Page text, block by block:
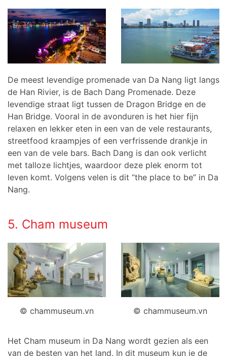
De meest levendige promenade van Da Nang ligt langs
de Han Rivier, is de Bach Dang Promenade. Deze
levendige straat ligt tussen de Dragon Bridge en de
Han Bridge. Vooral in de avonduren is het hier fijn
relaxen en lekker eten in een van de vele restaurants,
streetfood kraampjes of een verfrissende drankje in
een van de vele bars. Bach Dang is dan ook verlicht
met talloze lichtjes, waardoor deze plek enorm tot
leven komt. Volgens velen is dit “the place to be” in Da
Nang.
5. Cham museum
© chammuseum.vn © chammuseum.vn
Het Cham museum in Da Nang wordt gezien als een
van de besten van het land. In dit museum kun je de